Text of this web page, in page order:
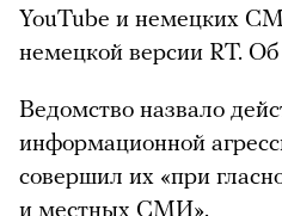
YouTube и немецких
немецкой версии RT.
Ведомство назвало
информационной
совершил их «при
и местных СМИ».